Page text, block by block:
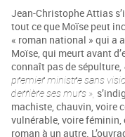
Jean-Christophe Attias
tout ce que Moïse peut
« roman national » qui a
Moïse, qui meurt avant
connaît pas de sépulture,
premier ministre sans
derrière ses murs »,
machiste, chauvin, voire
vulnérable, voire
roman à un autre.